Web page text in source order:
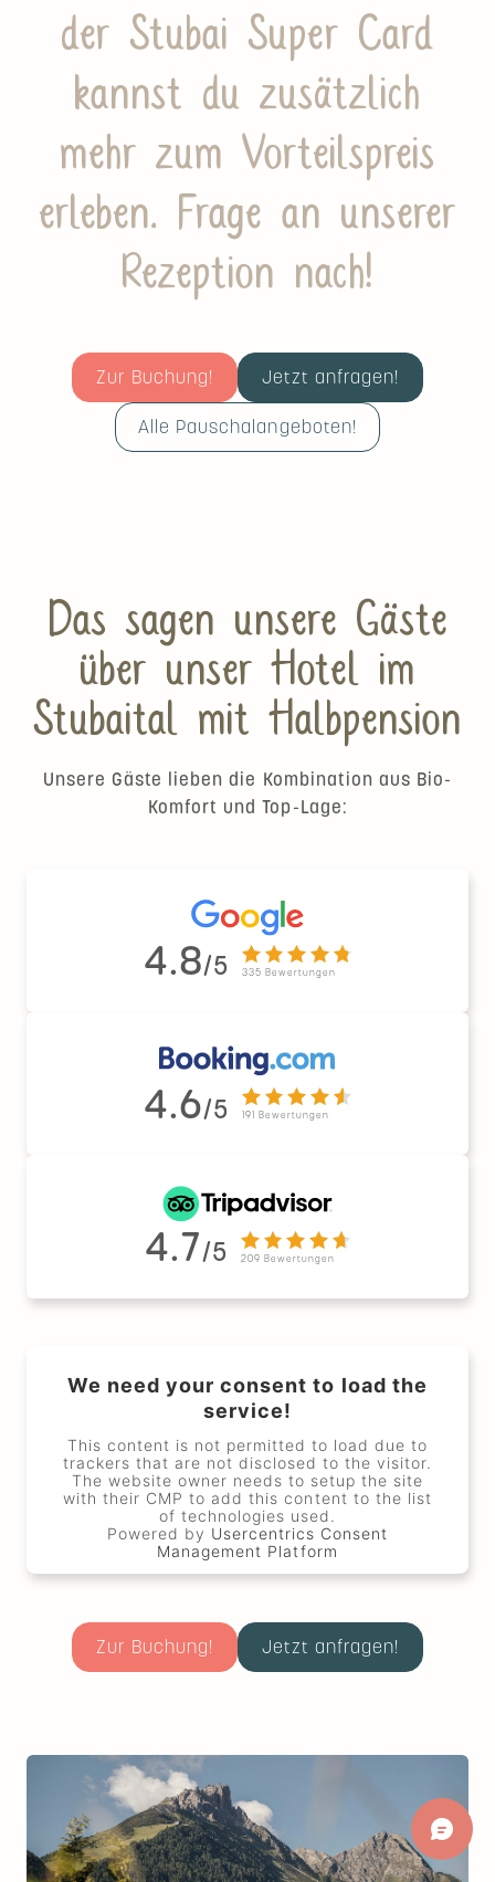
der Stubai Super Card
kannst du zusätzlich
mehr zum Vorteilspreis
erleben. Frage an unserer
Rezeption nach!
Zur Buchung! Jetzt anfragen!
Alle Pauschalangeboten!
Das sagen unsere Gäste
über unser Hotel im
Stubaital mit Halbpension
Unsere Gäste lieben die Kombination aus Bio-
Komfort und Top-Lage:
4.8/5 335 Bewertungen
4.6/5 191 Bewertungen
4.7/5 209 Bewertungen
We need your consent to load the
service!
This content is not permitted to load due to
trackers that are not disclosed to the visitor.
The website owner needs to setup the site
with their CMP to add this content to the list
of technologies used.
Powered by Usercentrics Consent
Management Platform
Zur Buchung! Jetzt anfragen!